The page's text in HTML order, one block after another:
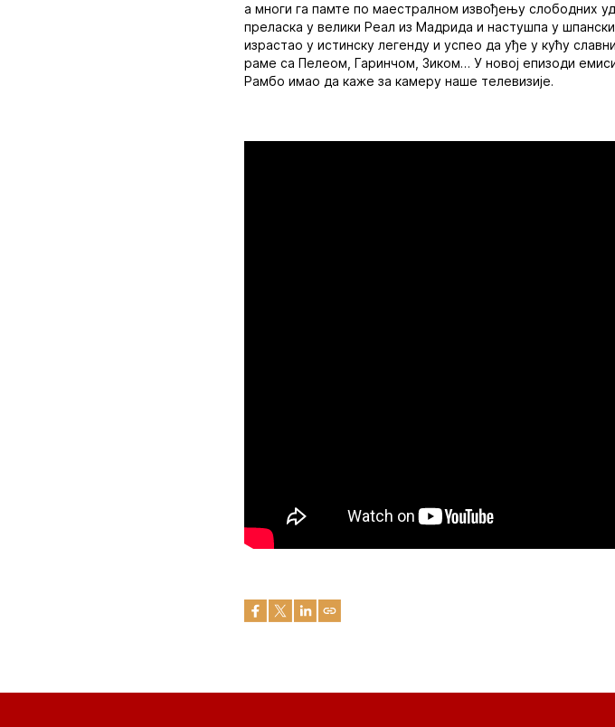
а многи га памте по маестралном извођењу слободних
преласка у велики Реал из Мадрида и настушпа у
израстао у истинску легенду и успео да уђе у кућу
раме са Пелеом, Гаринчом, Зиком… У новој епизоди
Рамбо имао да каже за камеру наше телевизије.